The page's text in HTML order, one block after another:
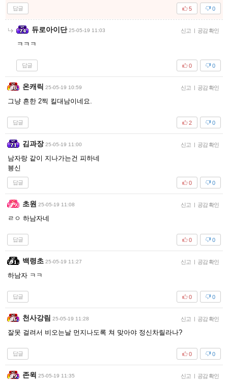
답글 0
5
듀로아이단 25-05-19 11:03 신고 | 공감 확인
ㅋㅋㅋ
답글 0
0
온캐릭 25-05-19 10:59 신고 | 공감 확인
그냥 흔한 2찍 킬대남이네요.
답글 0
2
김과장 25-05-19 11:00 신고 | 공감 확인
남자랑 같이 지나가는건 피하네
븅신
답글 0
0
초원 25-05-19 11:08 신고 | 공감 확인
ㄹㅇ 하남자네
답글 0
0
백령초 25-05-19 11:27 신고 | 공감 확인
하남자 ㅋㅋ
답글 0
0
천사강림 25-05-19 11:28 신고 | 공감 확인
잘못 걸려서 비오는날 먼지나도록 쳐 맞아야 정신차릴라나?
답글 0
0
존윅 25-05-19 11:35 신고 | 공감 확인